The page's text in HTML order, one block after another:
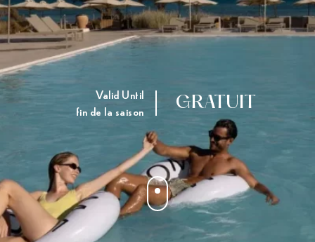
Valid Until
fin de la saison
GRATUIT